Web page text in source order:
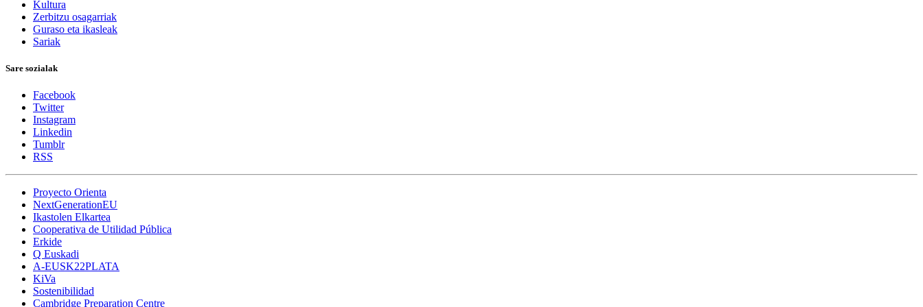
Kultura
Zerbitzu osagarriak
Guraso eta ikasleak
Sariak
Sare sozialak
Facebook
Twitter
Instagram
Linkedin
Tumblr
RSS
Proyecto Orienta
NextGenerationEU
Ikastolen Elkartea
Cooperativa de Utilidad Pública
Erkide
Q Euskadi
A-EUSK22PLATA
KiVa
Sostenibilidad
Cambridge Preparation Centre